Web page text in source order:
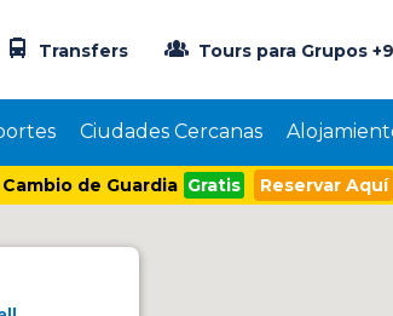
de Guardia Gratis Reservar Aquí
Tours para Grupos +9
Transfers
Ciudades Cercanas